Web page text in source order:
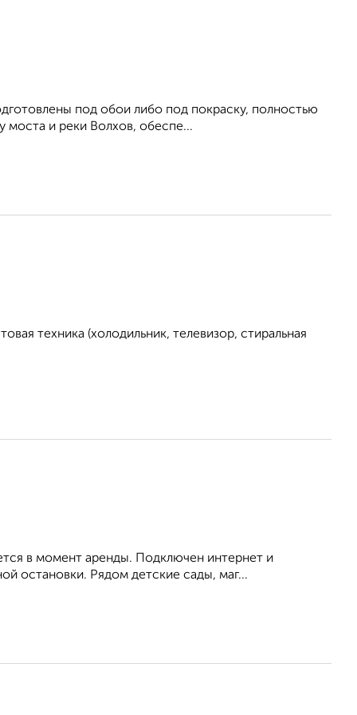
под обои либо под покраску, полностью
моста и реки Волхов, обеспе...
техника (холодильник, телевизор, стиральная
в момент аренды. Подключен интернет и
остановки. Рядом детские сады, маг...